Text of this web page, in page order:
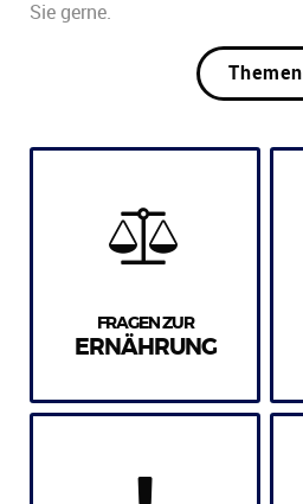
Sie gerne.
Themen
FRAGEN ZUR
ERNÄHRUNG